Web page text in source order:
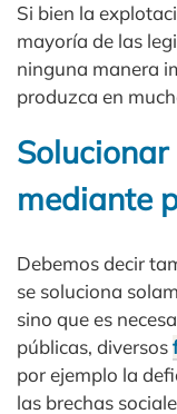
Si bien la
mayoría de las
ninguna manera
produzca en
mediante
Debemos decir
se soluciona
sino que es
públicas, diversos
por ejemplo la
las brechas